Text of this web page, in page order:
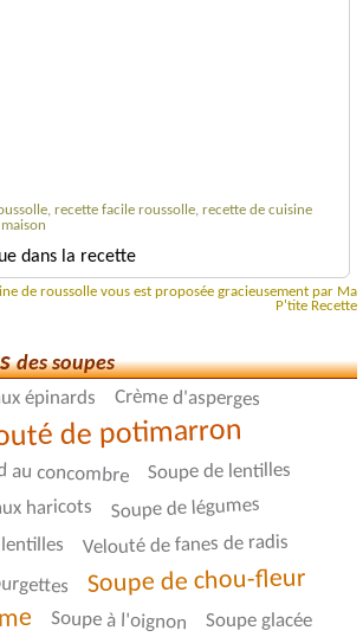
recette facile roussolle, recette de cuisine
dans la recette
de roussolle vous est proposée gracieusement par Ma
P'tite Recette
des soupes
épinards Crème d'asperges
de potimarron
au concombre Soupe de lentilles
haricots Soupe de légumes
Velouté de fanes de radis
Soupe de chou-fleur
Soupe à l'oignon Soupe glacée